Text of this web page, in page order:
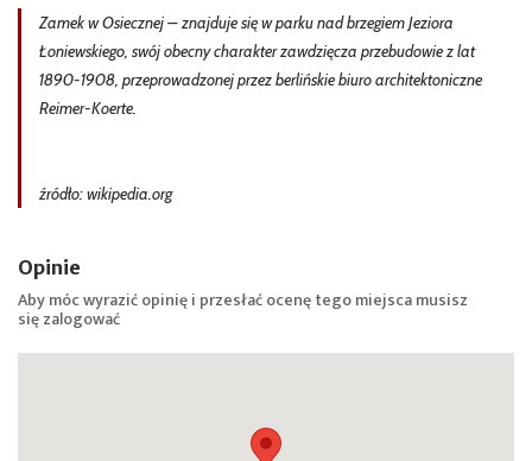
Zamek w Osiecznej – znajduje się w parku nad brzegiem Jeziora
Łoniewskiego, swój obecny charakter zawdzięcza przebudowie z lat
1890-1908, przeprowadzonej przez berlińskie biuro architektoniczne
Reimer-Koerte.
źródło: wikipedia.org
Opinie
Aby móc wyrazić opinię i przesłać ocenę tego miejsca musisz
sięzalogować